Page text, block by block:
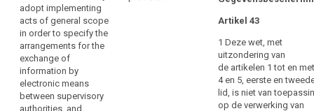
implementing
powers
should
be
conferred
on
the
adopt implementing
acts of general scope
in order to specify the
arrangements for the
exchange of
information by
electronic means
between supervisory
authorities, and
Artikel 43
1 Deze wet, met
uitzondering van
de artikelen 1 tot en met
4 en 5, eerste en
lid, is niet van
op de verwerking van